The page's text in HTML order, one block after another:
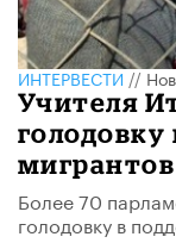
ИНТЕРВЕСТИ//
Учителя
мигрантов
Более 70
голодовку в